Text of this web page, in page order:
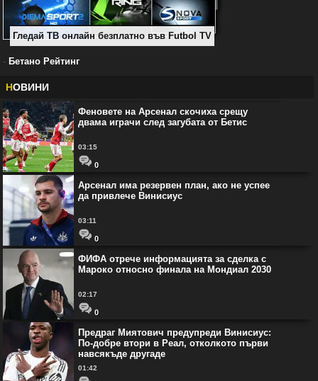
Гледай ТВ онлайн безплатно във Futbol TV
- Бетано Рейтинг
НОВИНИ
Феновете на Арсенал скочиха срещу
двама играчи след загубата от Бетис
03:15
0
Арсенал има резервен план, ако не успее
да привлече Винисиус
03:11
0
ФИФА отрече информацията за сделка с
Мароко относно финала на Мондиал 2030
02:17
0
Предраг Миятович предупреди Винисиус:
По-добре втори в Реал, отколкото първи
навсякъде другаде
01:42